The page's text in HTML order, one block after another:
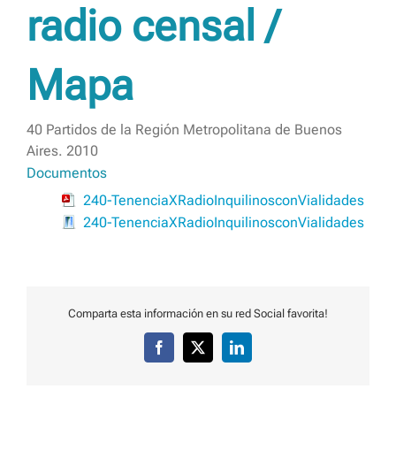
radio censal /
Mapa
40 Partidos de la Región Metropolitana de Buenos
Aires. 2010
Documentos
240-TenenciaXRadioInquilinosconVialidades
240-TenenciaXRadioInquilinosconVialidades
Comparta esta información en su red Social favorita!
Facebook
X LinkedIn